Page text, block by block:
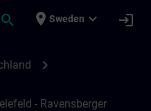
search place Sweden expand_more login
chevron_right
- Ravensberger